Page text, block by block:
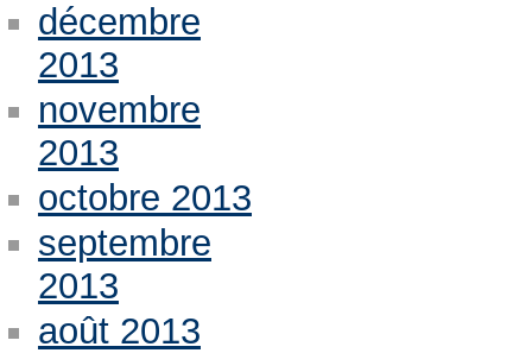
décembre
2013
novembre
2013
octobre 2013
septembre
2013
août 2013